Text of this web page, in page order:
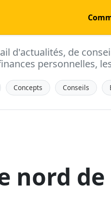
d'actualités, de
personnelles,
Concepts Conseils
nord de